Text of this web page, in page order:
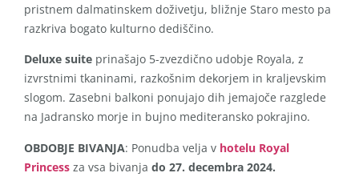
pristnem dalmatinskem doživetju, bližnje Staro mesto pa
razkriva bogato kulturno dediščino.
Deluxe suite prinašajo 5-zvezdično udobje Royala, z
izvrstnimi tkaninami, razkošnim dekorjem in kraljevskim
slogom. Zasebni balkoni ponujajo dih jemajoče razglede
na Jadransko morje in bujno mediteransko pokrajino.
OBDOBJE BIVANJA: Ponudba velja v hotelu Royal
Princess za vsa bivanja do 27. decembra 2024.